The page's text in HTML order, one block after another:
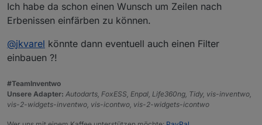
Ich habe da schon einen Wunsch um Zeilen nach
Erbenissen einfärben zu können.
@jkvarel könnte dann eventuell auch einen Filter
einbauen ?!
#TeamInventwo
Unsere Adapter: Autodarts, FoxESS, Enpal, Life360ng, Tidy, vis-inventwo,
vis-2-widgets-inventwo, vis-icontwo, vis-2-widgets-icontwo